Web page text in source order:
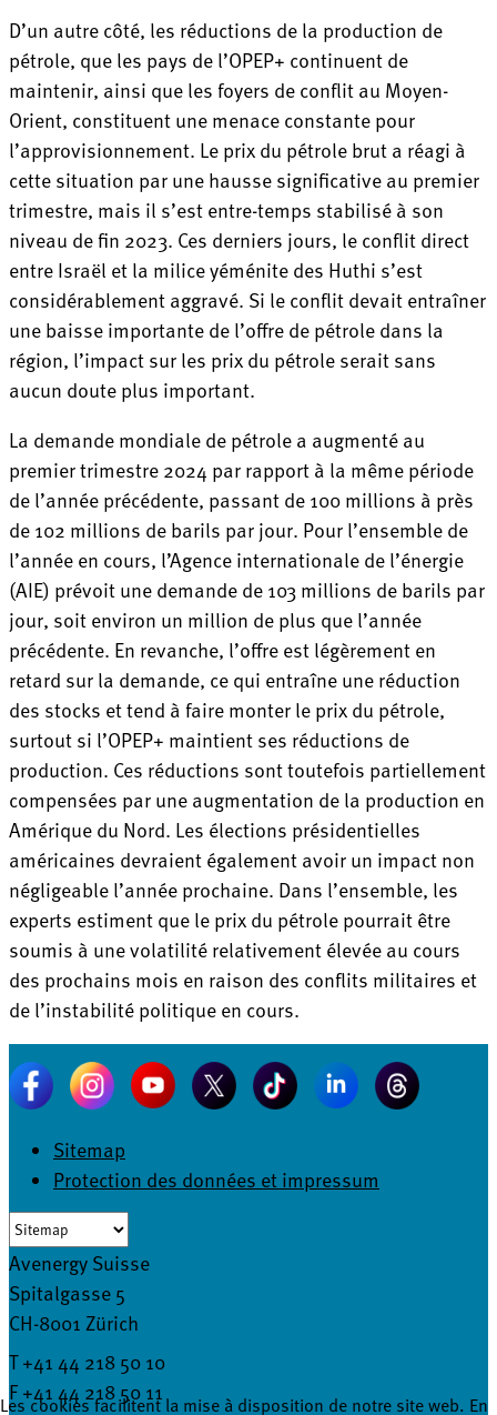
D’un autre côté, les réductions de la production de
pétrole, que les pays de l’OPEP+ continuent de
maintenir, ainsi que les foyers de conflit au Moyen-
Orient, constituent une menace constante pour
l’approvisionnement. Le prix du pétrole brut a réagi à
cette situation par une hausse significative au premier
trimestre, mais il s’est entre-temps stabilisé à son
niveau de fin 2023. Ces derniers jours, le conflit direct
entre Israël et la milice yéménite des Huthi s’est
considérablement aggravé. Si le conflit devait entraîner
une baisse importante de l’offre de pétrole dans la
région, l’impact sur les prix du pétrole serait sans
aucun doute plus important.
La demande mondiale de pétrole a augmenté au
premier trimestre 2024 par rapport à la même période
de l’année précédente, passant de 100 millions à près
de 102 millions de barils par jour. Pour l’ensemble de
l’année en cours, l’Agence internationale de l’énergie
(AIE) prévoit une demande de 103 millions de barils par
jour, soit environ un million de plus que l’année
précédente. En revanche, l’offre est légèrement en
retard sur la demande, ce qui entraîne une réduction
des stocks et tend à faire monter le prix du pétrole,
surtout si l’OPEP+ maintient ses réductions de
production. Ces réductions sont toutefois partiellement
compensées par une augmentation de la production en
Amérique du Nord. Les élections présidentielles
américaines devraient également avoir un impact non
négligeable l’année prochaine. Dans l’ensemble, les
experts estiment que le prix du pétrole pourrait être
soumis à une volatilité relativement élevée au cours
des prochains mois en raison des conflits militaires et
de l’instabilité politique en cours.
Sitemap
Protection des données et impressum
Avenergy Suisse
Spitalgasse 5
CH-8001 Zürich
T +41 44 218 50 10
F +41 44 218 50 11
Les cookies facilitent la mise à disposition de notre site web. En